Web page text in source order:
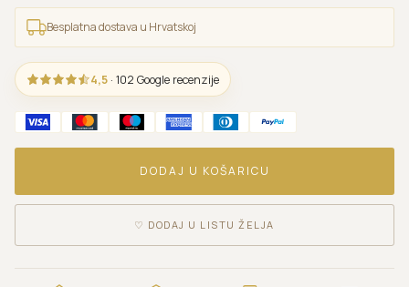
Besplatna dostava u Hrvatskoj
4,5 · 102 Google recenzije
DODAJ U KOŠARICU
♡ DODAJ U LISTU ŽELJA